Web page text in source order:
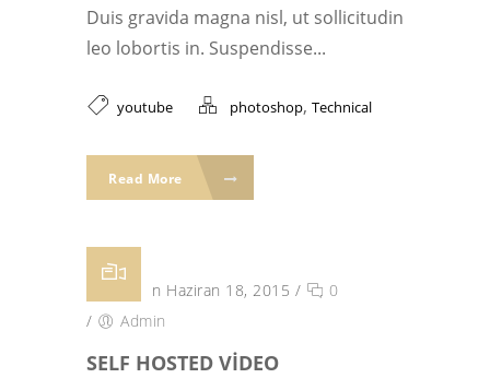
Duis gravida magna nisl, ut sollicitudin
leo lobortis in. Suspendisse...
youtube photoshop, Technical
Read More
Posted on Haziran 18, 2015 /
0
/
Admin
SELF HOSTED VIDEO